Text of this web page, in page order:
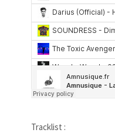
Tracklist :